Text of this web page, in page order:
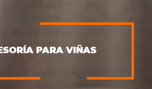
PARA VIÑAS